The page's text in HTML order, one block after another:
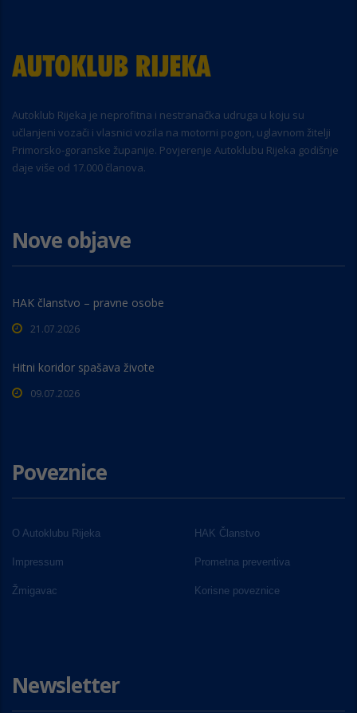
Autoklub Rijeka je neprofitna i nestranačka udruga u koju su
učlanjeni vozači i vlasnici vozila na motorni pogon, uglavnom žitelji
Primorsko-goranske županije. Povjerenje Autoklubu Rijeka godišnje
daje više od 17.000 članova.
Nove objave
HAK članstvo – pravne osobe
21.07.2026
Hitni koridor spašava živote
09.07.2026
Poveznice
O Autoklubu Rijeka HAK Članstvo
Impressum Prometna preventiva
Žmigavac Korisne poveznice
Newsletter